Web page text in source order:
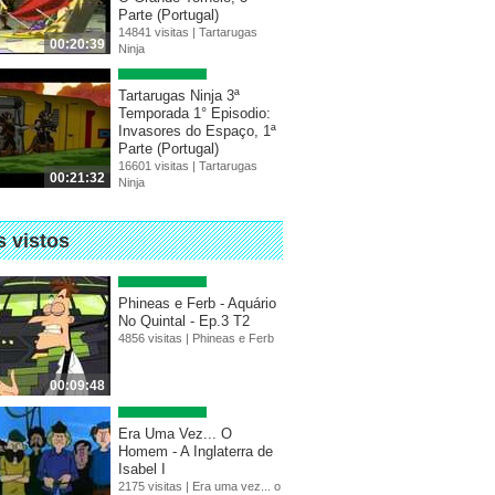
00:20:39
Parte (Portugal)
14841 visitas | Tartarugas
Ninja
00:21:32
Tartarugas Ninja 3ª
Temporada 1° Episodio:
Invasores do Espaço, 1ª
Parte (Portugal)
16601 visitas | Tartarugas
Ninja
vistos
00:09:48
Phineas e Ferb - Aquário
No Quintal - Ep.3 T2
4856 visitas | Phineas e Ferb
Era Uma Vez... O
Homem - A Inglaterra de
Isabel I
2175 visitas | Era uma vez... o